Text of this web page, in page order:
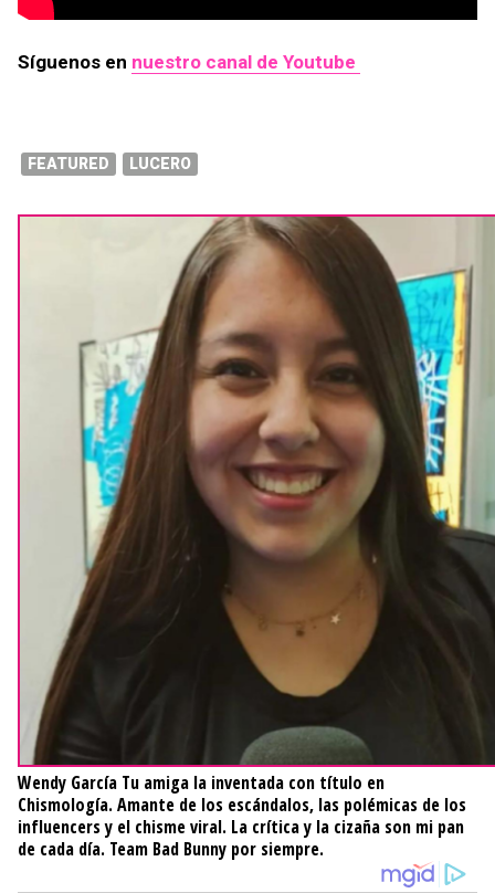
Síguenos en nuestro canal de Youtube
FEATURED LUCERO
Wendy García Tu amiga la inventada con título en
Chismología. Amante de los escándalos, las polémicas de los
influencers y el chisme viral. La crítica y la cizaña son mi pan
de cada día. Team Bad Bunny por siempre.